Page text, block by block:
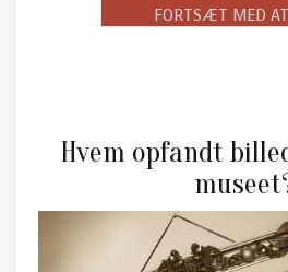
Hvem opfandt